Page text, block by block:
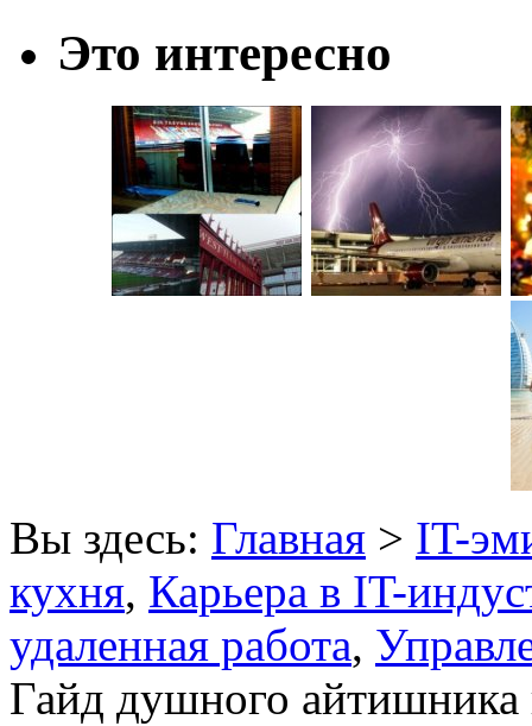
Это интересно
Вы здесь: Главная > IT-
кухня, Карьера в IT-
удаленная работа,
Гайд душного